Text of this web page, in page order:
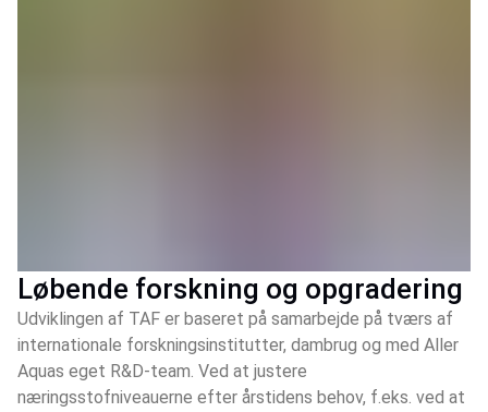
Løbende forskning og opgradering
Udviklingen af TAF er baseret på samarbejde på tværs af
internationale forskningsinstitutter, dambrug og med Aller
Aquas eget R&D-team. Ved at justere
næringsstofniveauerne efter årstidens behov, f.eks. ved at